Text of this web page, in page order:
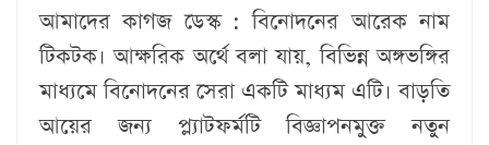
আমাদের কাগজ ডেস্ক : বিনোদনের আরেক নাম
টিকটক। আক্ষরিক অর্থে বলা যায়, বিভিন্ন অঙ্গভঙ্গির
মাধ্যমে বিনোদনের সেরা একটি মাধ্যম এটি। বাড়তি
আয়ের জন্য প্ল্যাটফর্মটি বিজ্ঞাপনমুক্ত নতুন